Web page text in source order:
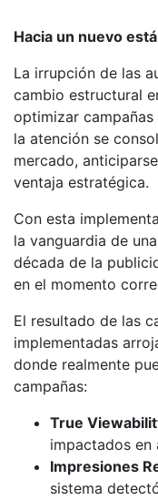
Hacia un nuevo
La irrupción de las
cambio estructural
optimizar
la atención se
mercado,
ventaja estratégica.
Con esta
la vanguardia de
década de la
en el momento
El resultado de las
implementadas
donde realmente
campañas:
True
impactados en
Impresiones
sistema